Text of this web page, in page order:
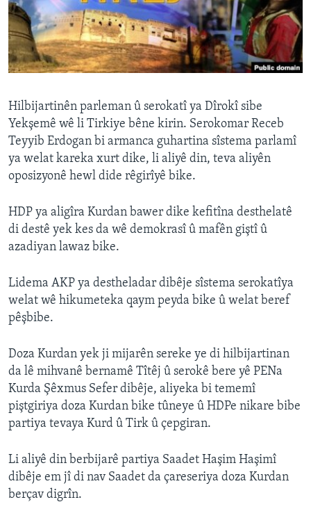
ÇAND Û HUNER
SERNIVÎS
SORANÎ
Learning English
FOLLOW US
Zimanên Din
Hilbijartinên parleman û serokatî ya Dîrokî sibe
Yekşemê wê li Tirkiye bêne kirin. Serokomar Receb
Teyyib Erdogan bi armanca guhartina sîstema parlamî
ya welat kareka xurt dike, li aliyê din, teva aliyên
oposizyonê hewl dide rêgirîyê bike.
HDP ya aligîra Kurdan bawer dike kefitîna desthelatê
di destê yek kes da wê demokrasî û mafên giştî û
azadiyan lawaz bike.
Lidema AKP ya destheladar dibêje sîstema serokatîya
welat wê hikumeteka qaym peyda bike û welat beref
pêşbibe.
Doza Kurdan yek ji mijarên sereke ye di hilbijartinan
da lê mihvanê bernamê Tîtêj û serokê bere yê PENa
Kurda Şêxmus Sefer dibêje, aliyeka bi tememî
piştgiriya doza Kurdan bike tûneye û HDPe nikare bibe
partiya tevaya Kurd û Tirk û çepgiran.
Li aliyê din berbijarê partiya Saadet Haşim Haşimî
dibêje em jî di nav Saadet da çareseriya doza Kurdan
berçav digrîn.